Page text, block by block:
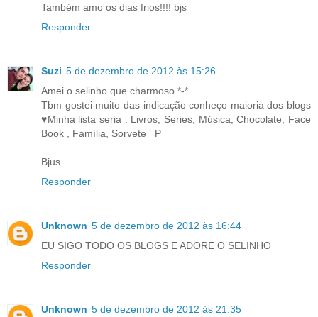
Também amo os dias frios!!!! bjs
Responder
Suzi 5 de dezembro de 2012 às 15:26
Amei o selinho que charmoso *-*
Tbm gostei muito das indicação conheço maioria dos blogs
♥Minha lista seria : Livros, Series, Música, Chocolate, Face
Book , Família, Sorvete =P
Bjus
Responder
Unknown 5 de dezembro de 2012 às 16:44
EU SIGO TODO OS BLOGS E ADORE O SELINHO
Responder
Unknown 5 de dezembro de 2012 às 21:35